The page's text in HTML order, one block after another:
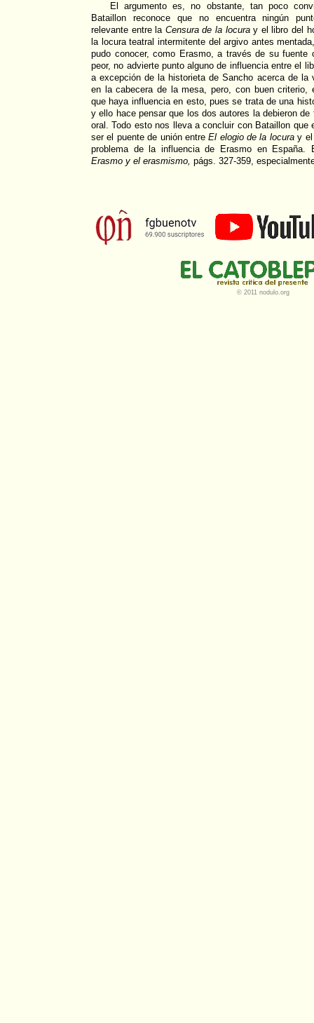
El argumento es, no obstante, tan poco
Bataillon reconoce que no encuentra ningún
relevante entre la Censura de la locuray el libro del
la locura teatral intermitente del argivo antes
pudo conocer, como Erasmo, a través de su fuente
peor, no advierte punto alguno de influencia entre el
a excepción de la historieta de Sancho acerca de la
en la cabecera de la mesa, pero, con buen criterio,
que haya influencia en esto, pues se trata de una
y ello hace pensar que los dos autores la debieron
oral. Todo esto nos lleva a concluir con Bataillon que
ser el puente de unión entreEl elogio de la locuray
problema de la influencia de Erasmo en España.
Erasmo y el erasmismo, págs. 327-359,
© 2011 nodulo.org